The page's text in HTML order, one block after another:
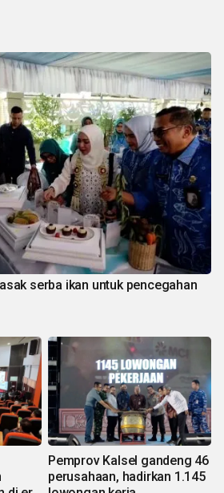
serba ikan untuk pencegahan
Pemprov Kalsel gandeng 46
perusahaan, hadirkan 1.145